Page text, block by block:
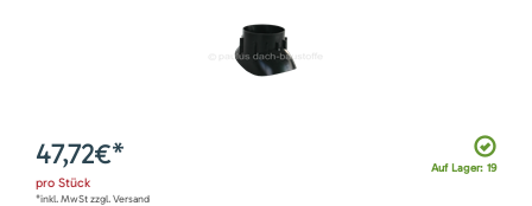
Auf Lager: 19
47,72€*
pro Stück
*inkl. MwSt zzgl. Versand